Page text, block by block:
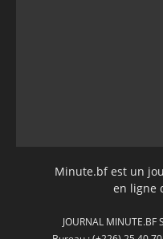
Minute.bf est un
en ligne
JOURNAL